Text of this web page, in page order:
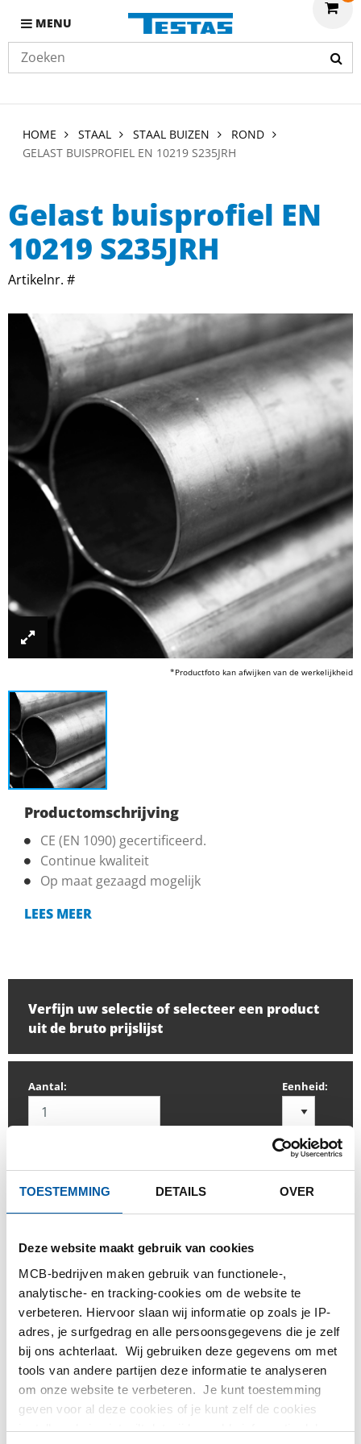
TOESTEMMING DETAILS OVER
Deze website maakt gebruik van cookies
MCB-bedrijven maken gebruik van functionele-,
analytische- en tracking-cookies om de website te
verbeteren. Hiervoor slaan wij informatie op zoals je IP-
adres, je surfgedrag en alle persoonsgegevens die je zelf
bij ons achterlaat. Wij gebruiken deze gegevens om met
tools van andere partijen deze informatie te analyseren
om onze website te verbeteren. Je kunt toestemming
geven voor al deze cookies of je kunt zelf de cookies
instellen als je niet wilt dat wij bepaalde informatie delen.
MENU
HOME STAAL STAAL BUIZEN
ROND
GELAST BUISPROFIEL EN 10219 S235JRH
Gelast buisprofiel EN
10219 S235JRH
Artikelnr. #
*Productfoto kan afwijken van de werkelijkheid
Productomschrijving
CE (EN 1090) gecertificeerd.
Continue kwaliteit
Op maat gezaagd mogelijk
LEES MEER
Verfijn uw selectie of selecteer een product
uit de bruto prijslijst
Aantal: Eenheid:
INLOGGEN
Bestel met uw eigen artikelnummers
Calculeren met actuele Testas-prijzen
Volg uw order via Track&Trace